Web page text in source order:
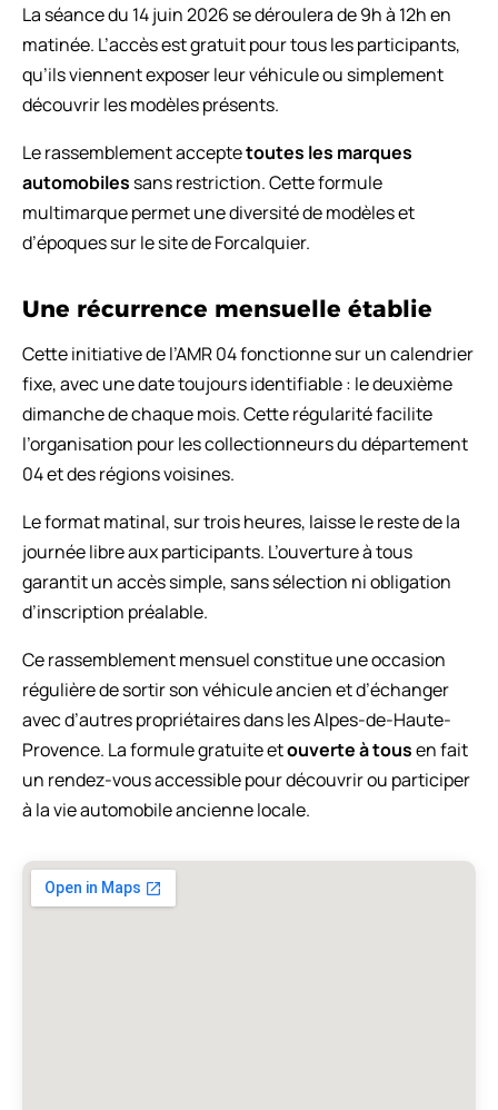
La séance du 14 juin 2026 se déroulera de 9h à 12h en
matinée. L’accès est gratuit pour tous les participants,
qu’ils viennent exposer leur véhicule ou simplement
découvrir les modèles présents.
Le rassemblement acceptetoutes les marques
automobiles sans restriction. Cette formule
multimarque permet une diversité de modèles et
d’époques sur le site de Forcalquier.
Une récurrence mensuelle établie
Cette initiative de l’AMR 04 fonctionne sur un calendrier
fixe, avec une date toujours identifiable : le deuxième
dimanche de chaque mois. Cette régularité facilite
l’organisation pour les collectionneurs du département
04 et des régions voisines.
Le format matinal, sur trois heures, laisse le reste de la
journée libre aux participants. L’ouverture à tous
garantit un accès simple, sans sélection ni obligation
d’inscription préalable.
Ce rassemblement mensuel constitue une occasion
régulière de sortir son véhicule ancien et d’échanger
avec d’autres propriétaires dans les Alpes-de-Haute-
Provence. La formule gratuite etouverte à tousen fait
un rendez-vous accessible pour découvrir ou participer
à la vie automobile ancienne locale.